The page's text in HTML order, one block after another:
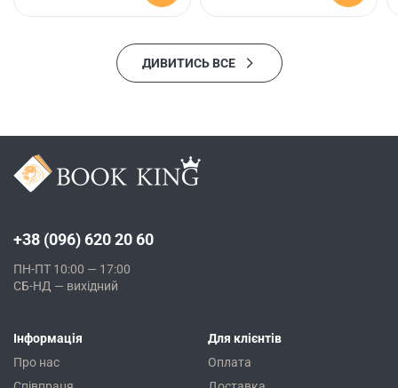
ДИВИТИСЬ ВСЕ
+38 (096) 620 20 60
ПН-ПТ 10:00 — 17:00
СБ-НД — вихідний
Інформація
Про нас
Для клієнтів
Оплата